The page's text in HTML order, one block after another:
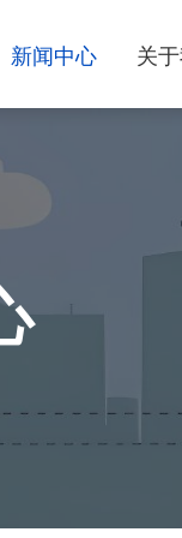
新闻中心 关